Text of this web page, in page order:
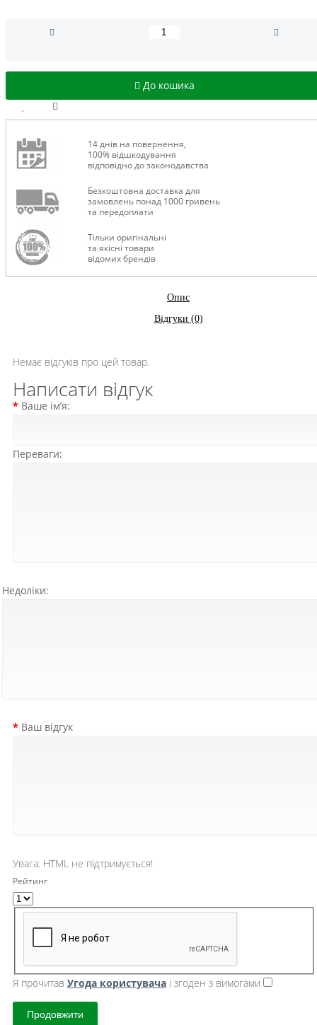
До кошика
14 днів на повернення,
100% відшкодування
відповідно до законодавства
Безкоштовна доставка для
замовлень понад 1000 гривень
та передоплати
Тільки оригінальні
та якісні товари
відомих брендів
Опис
Відгуки (0)
Немає відгуків про цей товар.
Написати відгук
Ваше ім’я:
Переваги:
Недоліки:
Ваш відгук
Увага: HTML не підтримується!
Рейтинг
Я прочитав Угода користувача і згоден з вимогами
Продовжити